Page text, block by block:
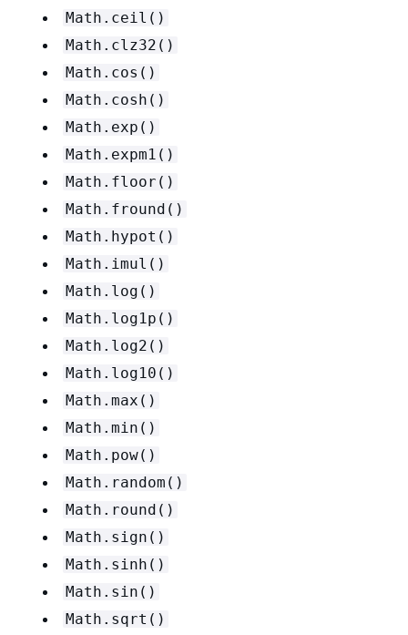
Math.ceil()
Math.clz32()
Math.cos()
Math.cosh()
Math.exp()
Math.expm1()
Math.floor()
Math.fround()
Math.hypot()
Math.imul()
Math.log()
Math.log1p()
Math.log2()
Math.log10()
Math.max()
Math.min()
Math.pow()
Math.random()
Math.round()
Math.sign()
Math.sinh()
Math.sin()
Math.sqrt()